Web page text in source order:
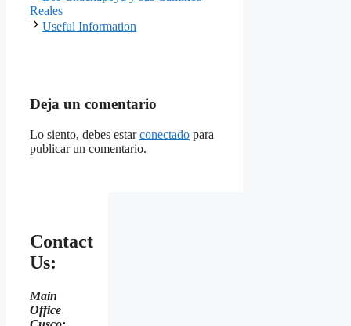
Reales
Useful Information
Deja un comentario
Lo siento, debes estarconectado para
publicar un comentario.
Contact
Us:
Main
Office